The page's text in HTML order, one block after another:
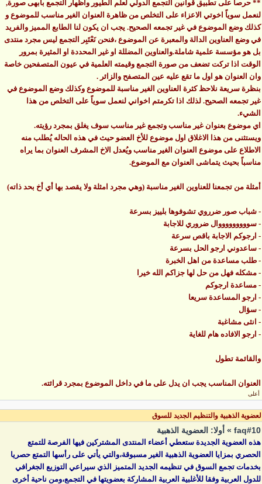
** حرصاً على تطبيق قوانين التجمع الدولي لعلم الطيور واظهار التجمع بأبهى صورة,
لنعمل سوياً اخوتي الاعزاء على التخلص من ظاهرة العنوان الغير مناسب للموضوع و
كذلك وضع الموضوع في غير تجمعه الصحيح. يجب ان يكون لنا الطابع المميز والفريد
في وضع العناوين الدالة والمعبرة عن الموضوع ،فنحن نَعْتَبِر التجمع ليس مجرد منتدى
بل هو مؤسسة علمية شاملة.والعناوين المضللة او غير المحددة او المثيرة بمرور
الوقت اذا تركت تضعف من صورة التجمع وقيمته العلمية في عيون المتصفحين خاصة
وان العنوان هو اول ما تقع عليه عين المتصفح والزائر .
بنظرة سريعة نلاحظ كثرة العناوين الغير مناسبة للموضوع وكذلك وضع الموضوع في
غير تجمعه الصحيح. لذلك اذا تكرمتم اخواني لنعمل سوياً على التخلص من هذا
الشيء.
اي موضوع بعنوان غير مناسب وتجمع غير مناسب سوف يغلق بمجرد رؤيته.
ويستثنى من هذا الاغلاق اول موضوع للأخ العضو حيث في هذه الحاله يُطلب منه
الاطلاع على موضوع العنوان الغير مناسب ويُعدل الاخ المشرف العنوان بما يراه
مناسباً بحيث يتماشى العنوان مع الموضوع.
أمثلة من تجمعنا للعناوين الغير مناسبة (وهي مجرد امثلة ولا يقصد بها أي أخ بحد ذاته)
- شباب صور ضرروي تشوفوها بلييز بسرعة
- سوووووووووال ضروري للاجابة
- ارجوكم الاجابة باقص سرعة
- ساعدوني ارجو الحل بسرعة
- طلب مساعدة من اهل الخبرة
- مشكله فهل من حل لها جزاكم الله خيرا
- مساعدة ارجوكم
- ارجو المساعدة سريعا
- سؤال
- انثى مشاغبة
- ارجو الافاده هام للغاية
والقائمة تطول
العنوان المناسب يجب ان يدل على ما في داخل الموضوع بمجرد قرائته.
أعلى
الذهبية والتنظيم الجديد للسوق
faq#10 » أولا: العضوية الذهبية
هذه العضوية الجديدة ستعطي أعضاء المنتدى المشتركين فيها الفرصة للتمتع
الحصري بمزايا العضوية الذهبية الغير مسبوقة،والتي يأتي على رأسها التمتع حصريا
بخدمات تجمع السوق في تنظيمه الجديد المتميز الذي سيراعي التوزيع الجغرافي
للدول العربية وفقا للأغلبية العربية المشاركة بعضويتها في التجمع،ومن ناحية أخرى